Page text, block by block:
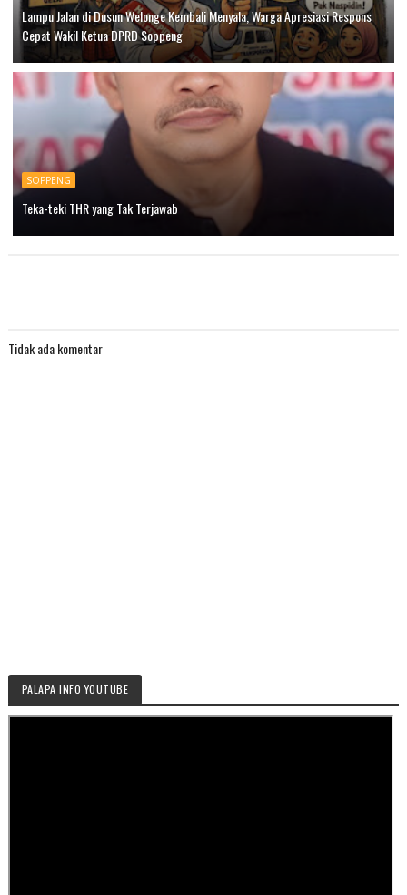
Lampu Jalan di Dusun Welonge Kembali Menyala, Warga Apresiasi Respons
Cepat Wakil Ketua DPRD Soppeng
SOPPENG
Teka-teki THR yang Tak Terjawab
Tidak ada komentar
PALAPA INFO YOUTUBE